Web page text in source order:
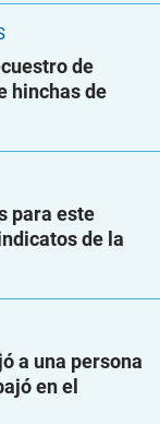
de
hinchas de
para este
de la
a una persona
en el